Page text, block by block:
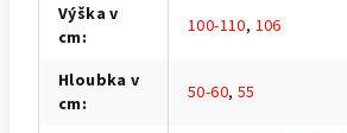
Výška v
cm: 100-110, 106
Hloubka v
cm: 50-60, 55